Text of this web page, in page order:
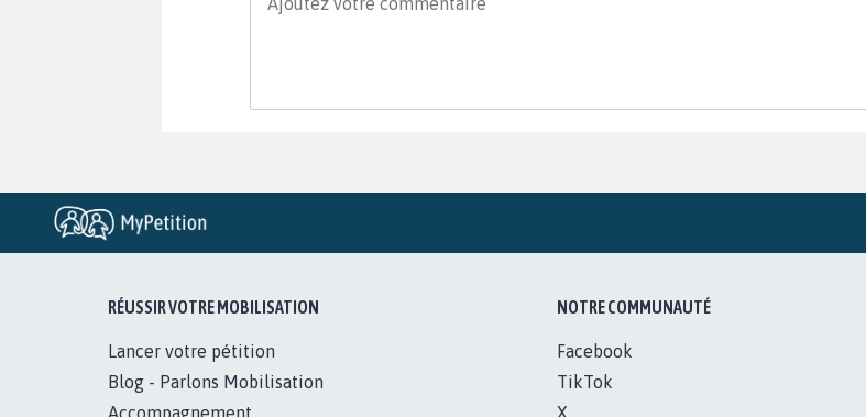
RÉUSSIR VOTRE MOBILISATION
Lancer votre pétition
Blog - Parlons Mobilisation
Accompagnement
NOTRE COMMUNAUTÉ
Facebook
TikTok
X